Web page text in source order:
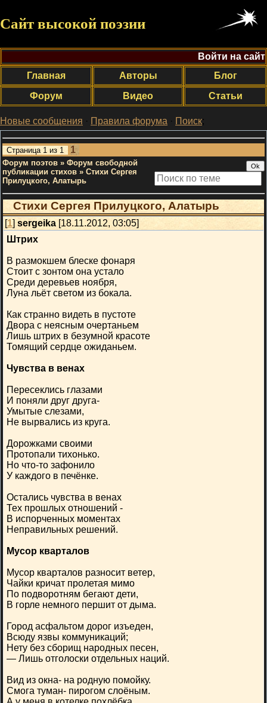
Сайт высокой поэзии
Войти на сайт
Главная
Авторы
Блог
Форум
Видео Статьи
Новые сообщения · Правила форума · Поиск;
Страница 1 из 1 1
Форум поэтов » Форум свободной
публикации стихов » Стихи Сергея
Прилуцкого, Алатырь
Стихи Сергея Прилуцкого, Алатырь
[1] sergeika [18.11.2012, 03:05]
Штрих
В размокшем блеске фонаря
Стоит с зонтом она устало
Среди деревьев ноября,
Луна льёт светом из бокала.
Как странно видеть в пустоте
Двора с неясным очертаньем
Лишь штрих в безумной красоте
Томящий сердце ожиданьем.
Чувства в венах
Пересеклись глазами
И поняли друг друга-
Умытые слезами,
Не вырвались из круга.
Дорожками своими
Протопали тихонько.
Но что-то зафонило
У каждого в печёнке.
Остались чувства в венах
Тех прошлых отношений -
В испорченных моментах
Неправильных решений.
Мусор кварталов
Мусор кварталов разносит ветер,
Чайки кричат пролетая мимо
По подворотням бегают дети,
В горле немного першит от дыма.
Город асфальтом дорог изъеден,
Всюду язвы коммуникаций;
Нету без сборищ народных песен,
— Лишь отголоски отдельных наций.
Вид из окна- на родную помойку.
Смога туман- пирогом слоёным.